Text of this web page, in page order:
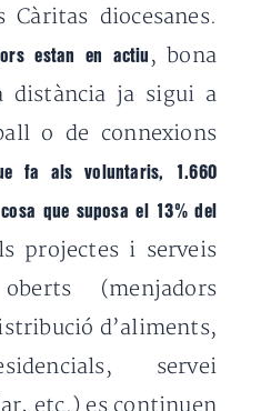
diocesanes.
estan en actiu , bona
ja sigui a
o de connexions
fa als voluntaris, 1.660
que suposa el 13% del
projectes i serveis
(menjadors
d’aliments,
servei